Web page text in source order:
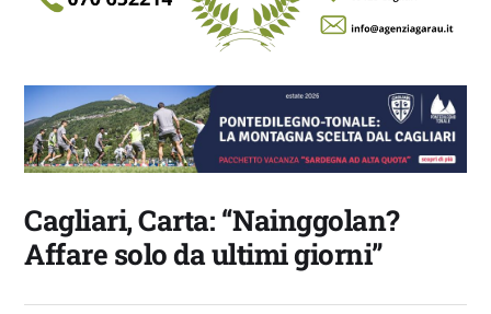
Cagliari, Carta: “Nainggolan?
Affare solo da ultimi giorni”